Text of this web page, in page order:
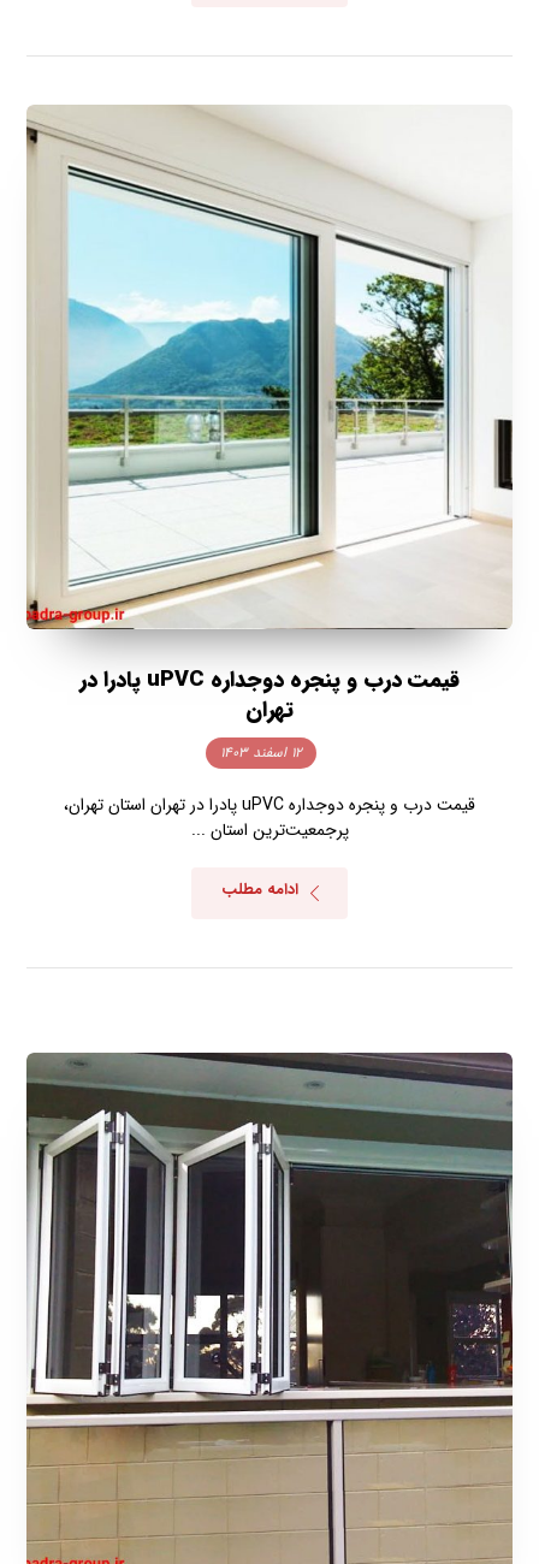
قیمت درب و پنجره دوجداره uPVC پادرا در
تهران
۱۲ اسفند ۱۴۰۳
قیمت درب و پنجره دوجداره uPVC پادرا در تهران استان تهران،
پرجمعیت‌ترین استان ...
ادامه مطلب